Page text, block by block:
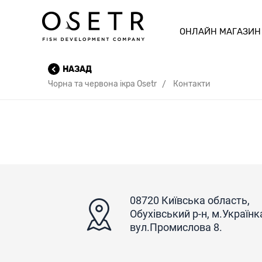
ОНЛАЙН МАГАЗИН
НАЗАД
Чорна та червона ікра Osetr
Контакти
08720 Київська область,
Обухівський р-н,
вул.Промислова 8.